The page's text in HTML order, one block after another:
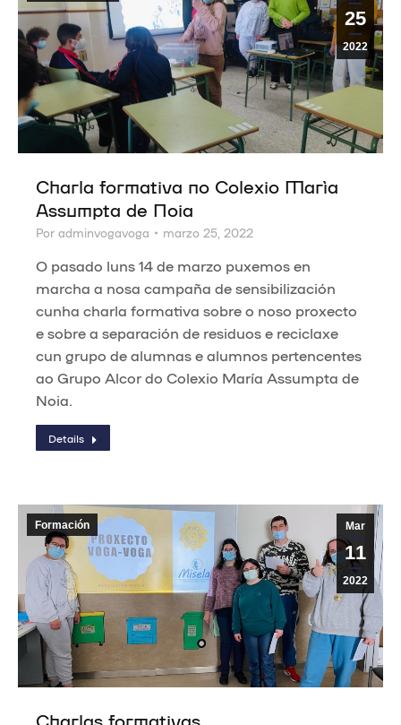
25
2022
Charla formativa no Colexio María
Assumpta de Noia
Por adminvogavoga marzo 25, 2022
O pasado luns 14 de marzo puxemos en
marcha a nosa campaña de sensibilización
cunha charla formativa sobre o noso proxecto
e sobre a separación de residuos e reciclaxe
cun grupo de alumnas e alumnos pertencentes
ao Grupo Alcor do Colexio María Assumpta de
Noia.
Details
Mar
11
2022
Formación
Charlas formativas